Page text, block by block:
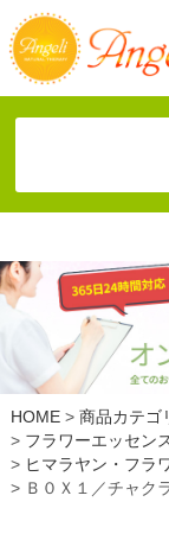
HOME
商品カテゴ
フラワーエッセン
ヒマラヤン・フラ
Ｂ０Ｘ１／チャク